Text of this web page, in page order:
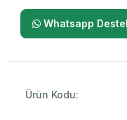
Whatsapp
Ürün Kodu: